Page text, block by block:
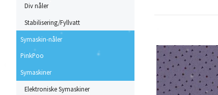
Div nåler
Stabilisering/Fyllvatt
Symaskin-nåler
PinkPoo
Symaskiner
Elektroniske Symaskiner